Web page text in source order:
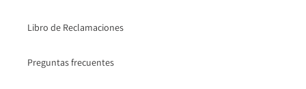
Libro de Reclamaciones
Preguntas frecuentes